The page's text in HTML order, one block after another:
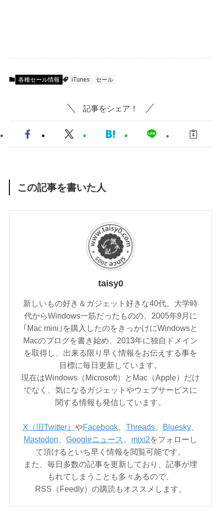
各種セール情報 iTunes セール
記事をシェア！
この記事を書いた人
taisy0
新しいもの好き＆ガジェット好きな40代。大学時
代からWindows一筋だったものの、2005年9月に
｢Mac mini｣を購入したのをきっかけにWindowsと
Macのブログを書き始め、2013年に独自ドメイン
を取得し、出来る限り早く情報をお伝えする事を
目標に毎日更新しています。
現在はWindows（Microsoft）とMac（Apple）だけ
でなく、気になるガジェットやウェブサービスに
関する情報も発信しています。
X（旧Twitter） やFacebook、 Threads、 Bluesky、
Mastodon
Googleニュース mixi2をフォローし
て頂けるといち早く情報を閲覧可能です。
また、毎日多数の記事を更新しており、記事が埋
もれてしまうことも多々あるので、
RSS（Feedly）の購読もオススメします。